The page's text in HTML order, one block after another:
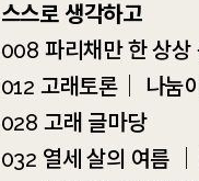
스스로 생각하고
008 파리채만 한 상상
012 고래토론｜ 나눔
028 고래 글마당
032 열세 살의 여름 ｜